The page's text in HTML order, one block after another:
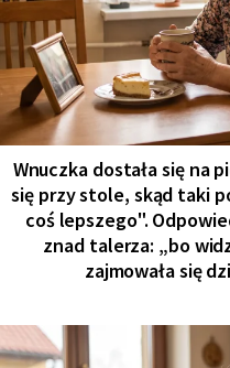
Wnuczka dostała się na
się przy stole, skąd taki
coś lepszego".
znad talerza: „bo
zajmowała się